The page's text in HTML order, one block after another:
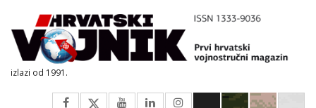
izlazi od 1991.